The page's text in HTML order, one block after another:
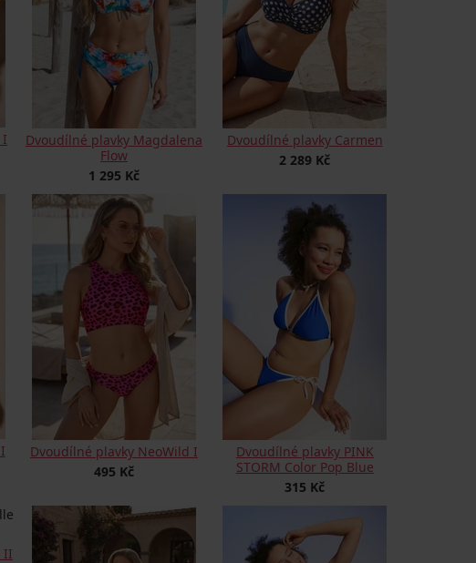
Dvoudílné plavky Magdalena
Flow
1 295 Kč
Dvoudílné plavky Carmen
2 289 Kč
Dvoudílné plavky NeoWild I
495 Kč
Dvoudílné plavky PINK
STORM Color Pop Blue
315 Kč
II